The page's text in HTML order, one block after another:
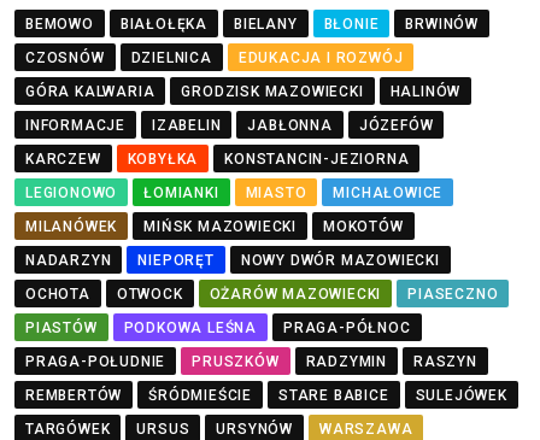
BEMOWO BIAŁOŁĘKA BIELANY BŁONIE
BRWINÓW
CZOSNÓW
DZIELNICA
EDUKACJA I ROZWÓJ
GÓRA KALWARIA
GRODZISK MAZOWIECKI
HALINÓW
INFORMACJE
IZABELIN JABŁONNA
JÓZEFÓW
KARCZEW
KOBYŁKA
KONSTANCIN-JEZIORNA
LEGIONOWO
ŁOMIANKI MIASTO
MICHAŁOWICE
MILANÓWEK
MIŃSK MAZOWIECKI
MOKOTÓW
NADARZYN
NIEPORĘT
NOWY DWÓR MAZOWIECKI
OCHOTA
OTWOCK OŻARÓW MAZOWIECKI
PIASECZNO
PIASTÓW
PODKOWA LEŚNA
PRAGA-PÓŁNOC
PRAGA-POŁUDNIE
PRUSZKÓW RADZYMIN
RASZYN
REMBERTÓW
ŚRÓDMIEŚCIE STARE BABICE
SULEJÓWEK
TARGÓWEK
URSUS URSYNÓW
WARSZAWA